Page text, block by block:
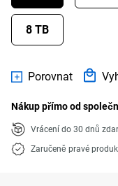
8 TB
Porovnat
Nákup přímo od
Vrácení do 30 dnů
Zaručeně pravé